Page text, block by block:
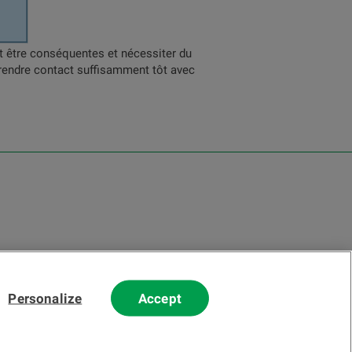
conséquentes et nécessiter du
contact suffisamment tôt avec
Personalize Accept